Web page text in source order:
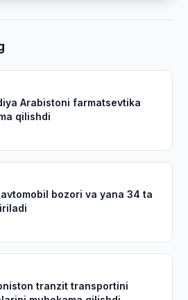
Arabistoni farmatsevtika
qilishdi
bozori va yana 34 ta
tranzit transportini